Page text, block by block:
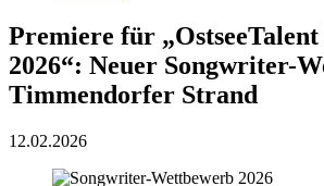
Premiere für „OstseeTalent
2026“: Neuer Songwriter-
Timmendorfer Strand
12.02.2026